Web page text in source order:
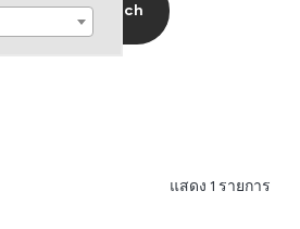
Search
แสดง 1 รายการ